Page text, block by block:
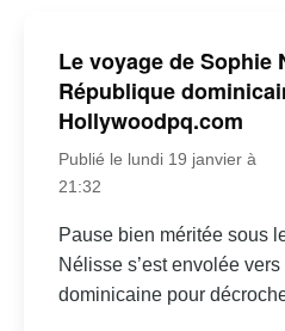
Le voyage de Sophie
République
Hollywoodpq.com
Publié le lundi 19 janvier à
21:32
Pause bien méritée sous
Nélisse s’est envolée
dominicaine pour